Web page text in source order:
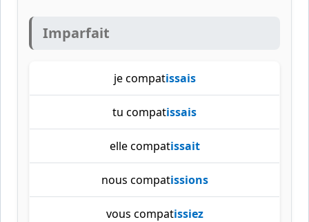
Imparfait
je compatissais
tu compatissais
elle compatissait
nous compatissions
vous compatissiez